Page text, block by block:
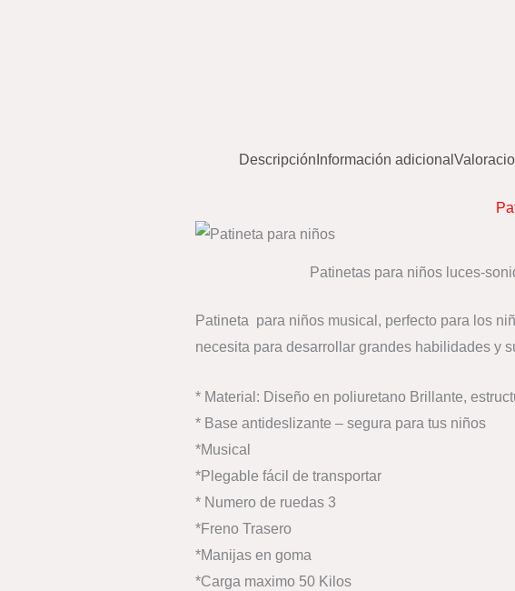
Descripción Información adicional
Patinetas para niños luces-
Patineta para niños musical, perfecto para los
necesita para desarrollar grandes habilidades y
* Material: Diseño en poliuretano Brillante,
* Base antideslizante – segura para tus niños
*Musical
*Plegable fácil de transportar
* Numero de ruedas 3
*Freno Trasero
*Manijas en goma
*Carga maximo 50 Kilos